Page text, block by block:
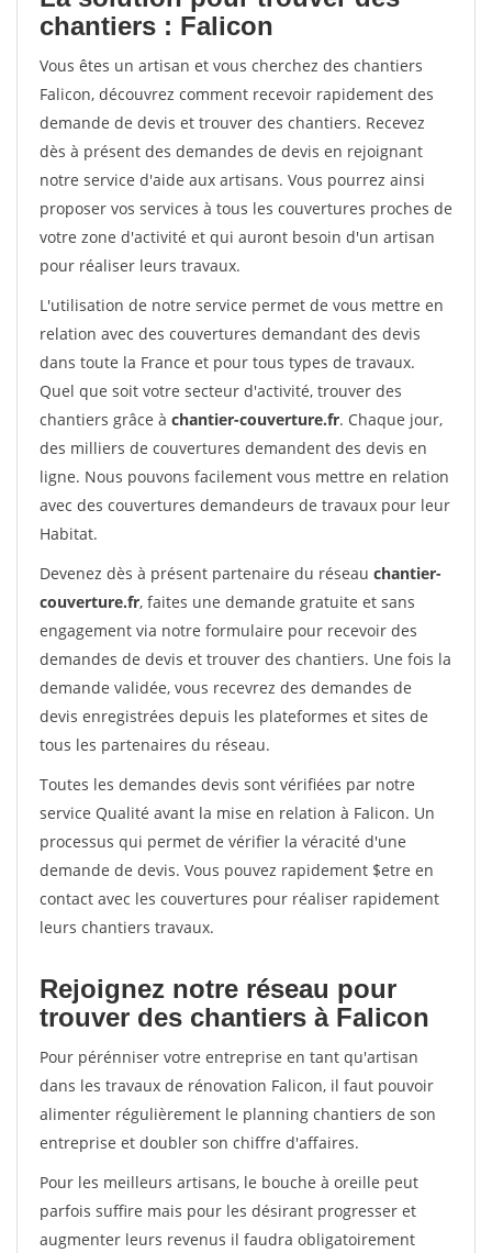
chantiers : Falicon
Vous êtes un artisan et vous cherchez des chantiers
Falicon, découvrez comment recevoir rapidement des
demande de devis et trouver des chantiers. Recevez
dès à présent des demandes de devis en rejoignant
notre service d'aide aux artisans. Vous pourrez ainsi
proposer vos services à tous les couvertures proches de
votre zone d'activité et qui auront besoin d'un artisan
pour réaliser leurs travaux.
L'utilisation de notre service permet de vous mettre en
relation avec des couvertures demandant des devis
dans toute la France et pour tous types de travaux.
Quel que soit votre secteur d'activité, trouver des
chantiers grâce à chantier-couverture.fr. Chaque jour,
des milliers de couvertures demandent des devis en
ligne. Nous pouvons facilement vous mettre en relation
avec des couvertures demandeurs de travaux pour leur
Habitat.
Devenez dès à présent partenaire du réseau chantier-
couverture.fr, faites une demande gratuite et sans
engagement via notre formulaire pour recevoir des
demandes de devis et trouver des chantiers. Une fois la
demande validée, vous recevrez des demandes de
devis enregistrées depuis les plateformes et sites de
tous les partenaires du réseau.
Toutes les demandes devis sont vérifiées par notre
service Qualité avant la mise en relation à Falicon. Un
processus qui permet de vérifier la véracité d'une
demande de devis. Vous pouvez rapidement $etre en
contact avec les couvertures pour réaliser rapidement
leurs chantiers travaux.
Rejoignez notre réseau pour
trouver des chantiers à Falicon
Pour pérénniser votre entreprise en tant qu'artisan
dans les travaux de rénovation Falicon, il faut pouvoir
alimenter régulièrement le planning chantiers de son
entreprise et doubler son chiffre d'affaires.
Pour les meilleurs artisans, le bouche à oreille peut
parfois suffire mais pour les désirant progresser et
augmenter leurs revenus il faudra obligatoirement